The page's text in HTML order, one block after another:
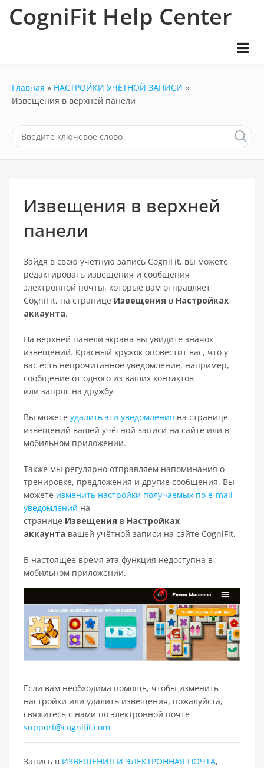
содержимому
CogniFit Help Center
Главная
НАСТРОЙКИ УЧЁТНОЙ ЗАПИСИ
Извещения в верхней панели
Извещения в верхней
панели
Зайдя в свою учётную запись CogniFit, вы можете
редактировать извещения и сообщения
электронной почты, которые вам отправляет
CogniFit, на странице Извещения в Настройках
аккаунта.
На верхней панели экрана вы увидите значок
извещений. Красный кружок оповестит вас, что у
вас есть непрочитанное уведомление, например,
сообщение от одного из ваших контактов
или запрос на дружбу.
Вы можете удалить эти уведомления на странице
извещений вашей учётной записи на сайте или в
мобильном приложении.
Также мы регулярно отправляем напоминания о
тренировке, предложения и другие сообщения. Вы
можете изменить настройки получаемых по e-mail
уведомлений на
странице Извещения в Настройках
аккаунта вашей учётной записи на сайте CogniFit.
В настоящее время эта функция недоступна в
мобильном приложении.
Если вам необходима помощь, чтобы изменить
настройки или удалить извещения, пожалуйста,
свяжитесь с нами по электронной почте
support@cognifit.com
Запись в ИЗВЕЩЕНИЯ И ЭЛЕКТРОННАЯ ПОЧТА,